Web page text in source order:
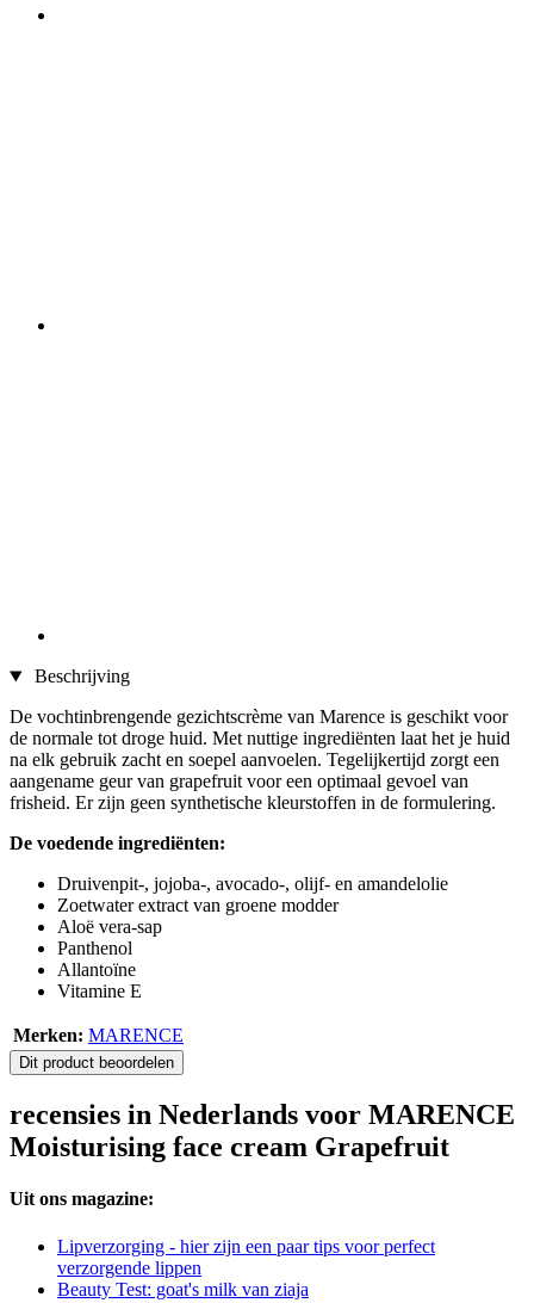
Beschrijving
De vochtinbrengende gezichtscrème van Marence is geschikt voor
de normale tot droge huid. Met nuttige ingrediënten laat het je huid
na elk gebruik zacht en soepel aanvoelen. Tegelijkertijd zorgt een
aangename geur van grapefruit voor een optimaal gevoel van
frisheid. Er zijn geen synthetische kleurstoffen in de formulering.
De voedende ingrediënten:
Druivenpit-, jojoba-, avocado-, olijf- en amandelolie
Zoetwater extract van groene modder
Aloë vera-sap
Panthenol
Allantoïne
Vitamine E
Merken: MARENCE
Dit product beoordelen
recensies in Nederlands voor MARENCE
Moisturising face cream Grapefruit
Uit ons magazine:
Lipverzorging - hier zijn een paar tips voor perfect
verzorgende lippen
Beauty Test: goat's milk van ziaja